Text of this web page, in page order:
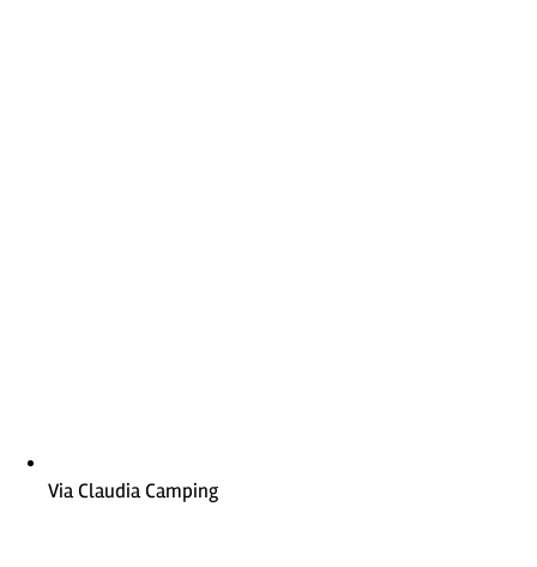
Via Claudia Camping